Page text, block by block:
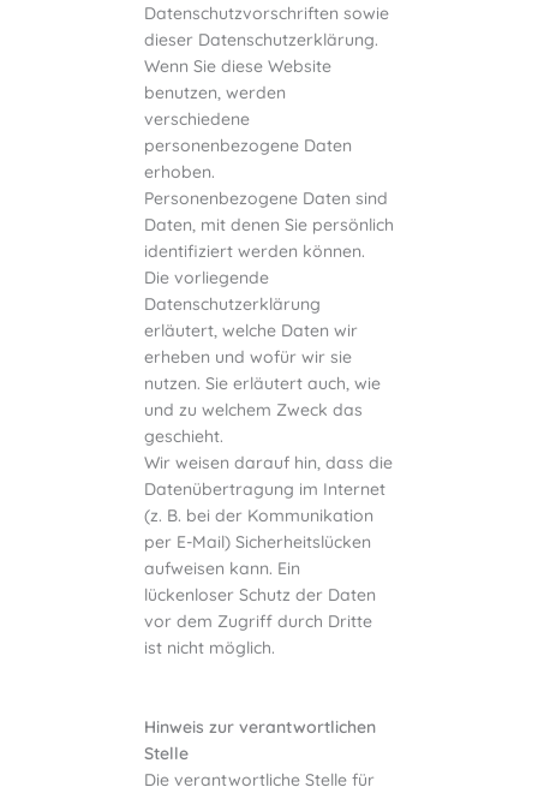
Datenschutzvorschriften sowie
dieser Datenschutzerklärung.
Wenn Sie diese Website
benutzen, werden
verschiedene
personenbezogene Daten
erhoben.
Personenbezogene Daten sind
Daten, mit denen Sie persönlich
identifiziert werden können.
Die vorliegende
Datenschutzerklärung
erläutert, welche Daten wir
erheben und wofür wir sie
nutzen. Sie erläutert auch, wie
und zu welchem Zweck das
geschieht.
Wir weisen darauf hin, dass die
Datenübertragung im Internet
(z. B. bei der Kommunikation
per E-Mail) Sicherheitslücken
aufweisen kann. Ein
lückenloser Schutz der Daten
vor dem Zugriff durch Dritte
ist nicht möglich.
Hinweis zur verantwortlichen
Stelle
Die verantwortliche Stelle für